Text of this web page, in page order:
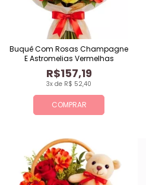
COMPRAR
3x de R$ 52,40
R$157,19
Buquê Com Rosas Champagne
E Astromelias Vermelhas